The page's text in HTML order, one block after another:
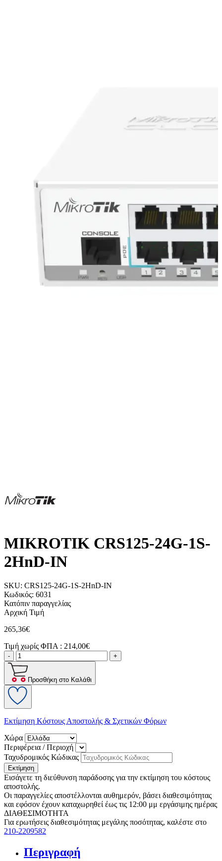
MIKROTIK CRS125-24G-1S-
2HnD-IN
SKU: CRS125-24G-1S-2HnD-IN
Κωδικός: 6031
Κατόπιν παραγγελίας
Αρχική Τιμή
265,36€
Τιμή χωρίς ΦΠΑ : 214,00€
- +
Προσθήκη στο Καλάθι
Εκτίμηση Κόστους Αποστολής & Σχετικών Φόρων
Χώρα
Περιφέρεια / Περιοχή
Ταχυδρομικός Κώδικας
Εκτίμηση
Εισάγετε τη διεύθυνση παράδοσης για την εκτίμηση του κόστους
αποστολής.
Οι παραγγελίες αποστέλλονται αυθημερόν, βάσει διαθεσιμότητας
και εφόσον έχουν καταχωρηθεί έως τις 12:00 μμ εργάσιμης ημέρας
ΔΙΑΘΕΣΙΜΟΤΗΤΑ
Για ερωτήσεις διαθεσιμότητας μεγάλης ποσότητας, καλέστε στο
210-2209582
Περιγραφή